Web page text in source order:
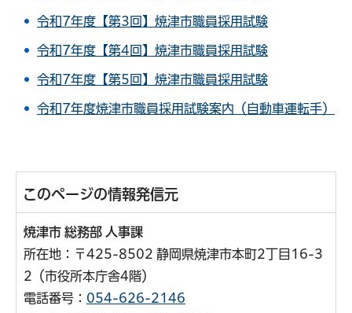
令和7年度【第3回】焼津市職員採用試験
令和7年度【第4回】焼津市職員採用試験
令和7年度【第5回】焼津市職員採用試験
令和7年度焼津市職員採用試験案内（自動車運転手）
このページの情報発信元
焼津市 総務部 人事課
所在地：〒425-8502 静岡県焼津市本町2丁目16-3
2（市役所本庁舎4階）
電話番号： 054-626-2146